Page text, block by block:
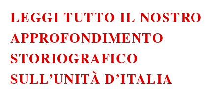
LEGGI TUTTO IL NOSTRO
APPROFONDIMENTO
STORIOGRAFICO
SULL’UNITÀ D’ITALIA